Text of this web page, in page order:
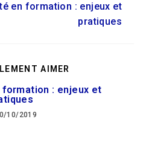
en formation : enjeux et
pratiques
AIMER
: enjeux et
10/2019